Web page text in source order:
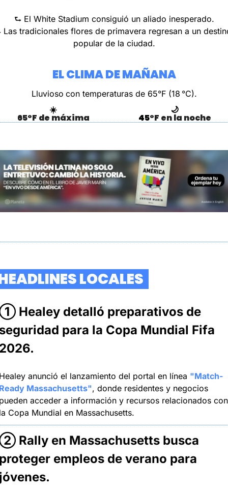
⮑ El White Stadium consiguió un aliado inesperado.
tradicionales flores de primavera regresan a un
popular de la ciudad.
EL CLIMA DE MAÑANA
Lluvioso con temperaturas de 65°F (18 °C).
☀️
65°F de máxima
🌙
45°F en la noche
HEADLINES LOCALES
Healey detalló preparativos de
para la Copa Mundial Fifa
anunció el lanzamiento del portal en línea "Match-
Massachusetts", donde residentes y negocios
acceder a información y recursos relacionados con
Copa Mundial en Massachusetts.
Rally en Massachusetts busca
empleos de verano para